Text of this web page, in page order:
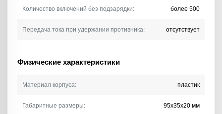
Количество включений без подзарядки: более 500
Передача тока при удержании противника: отсутствует
Физические характеристики
Материал корпуса: пластик
Габаритные размеры: 95х35х20 мм